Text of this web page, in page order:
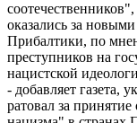
оказались за
Прибалтики, по
преступников на
нацистской
- добавляет газета,
ратовал за